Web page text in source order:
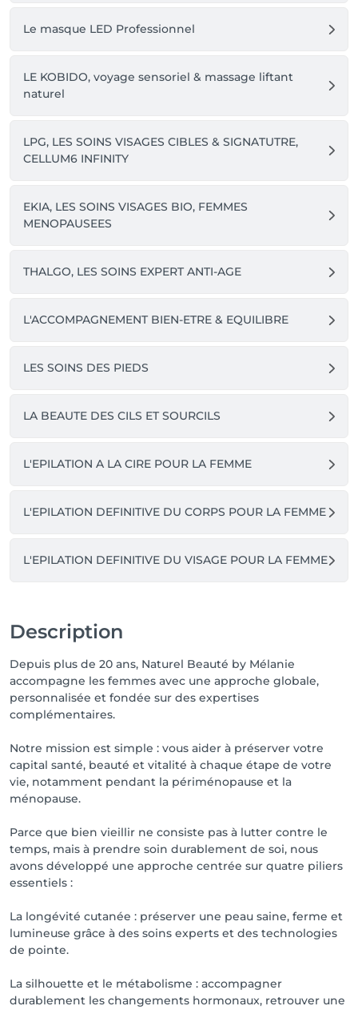
Le masque LED Professionnel
LE KOBIDO, voyage sensoriel & massage liftant
naturel
LPG, LES SOINS VISAGES CIBLES & SIGNATUTRE,
CELLUM6 INFINITY
EKIA, LES SOINS VISAGES BIO, FEMMES
MENOPAUSEES
THALGO, LES SOINS EXPERT ANTI-AGE
L'ACCOMPAGNEMENT BIEN-ETRE & EQUILIBRE
LES SOINS DES PIEDS
LA BEAUTE DES CILS ET SOURCILS
L'EPILATION A LA CIRE POUR LA FEMME
L'EPILATION DEFINITIVE DU CORPS POUR LA FEMME
L'EPILATION DEFINITIVE DU VISAGE POUR LA FEMME
Description
Depuis plus de 20 ans, Naturel Beauté by Mélanie
accompagne les femmes avec une approche globale,
personnalisée et fondée sur des expertises
complémentaires.
Notre mission est simple : vous aider à préserver votre
capital santé, beauté et vitalité à chaque étape de votre
vie, notamment pendant la périménopause et la
ménopause.
Parce que bien vieillir ne consiste pas à lutter contre le
temps, mais à prendre soin durablement de soi, nous
avons développé une approche centrée sur quatre piliers
essentiels :
La longévité cutanée : préserver une peau saine, ferme et
lumineuse grâce à des soins experts et des technologies
de pointe.
La silhouette et le métabolisme : accompagner
durablement les changements hormonaux, retrouver une